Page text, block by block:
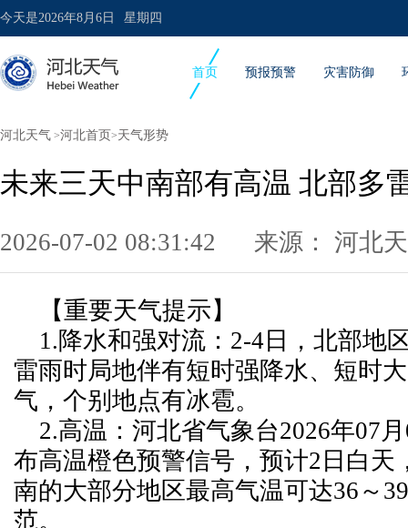
今天是2026年8月6日 星期四
首页 预报预警 灾害防御
河北天气 >河北首页 >天气形势
未来三天中南部有高温 北部多
2026-07-02 08:31:42 来源： 河北
【重要天气提示】
1.降水和强对流：2-4日，北部地
雷雨时局地伴有短时强降水、短时
气，个别地点有冰雹。
2.高温：河北省气象台2026年07
布高温橙色预警信号，预计2日白天
南的大部分地区最高气温可达36～
范。